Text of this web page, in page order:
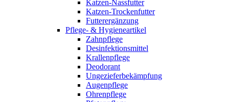
Katzen-Nassfutter
Katzen-Trockenfutter
Futterergänzung
Pflege- & Hygieneartikel
Zahnpflege
Desinfektionsmittel
Krallenpflege
Deodorant
Ungezieferbekämpfung
Augenpflege
Ohrenpflege